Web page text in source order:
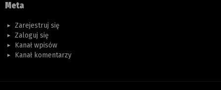
Meta
Zarejestruj się
Zaloguj się
Kanał wpisów
Kanał komentarzy